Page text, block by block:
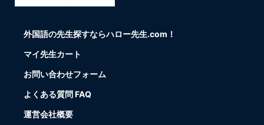
外国語の先生探すならハロー先生.com！
マイ先生カート
お問い合わせフォーム
よくある質問 FAQ
運営会社概要